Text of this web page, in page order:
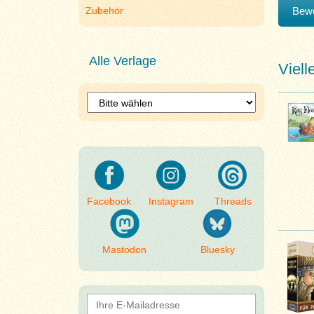
Zubehör
Alle Verlage
Facebook Instagram Threads
Mastodon Bluesky